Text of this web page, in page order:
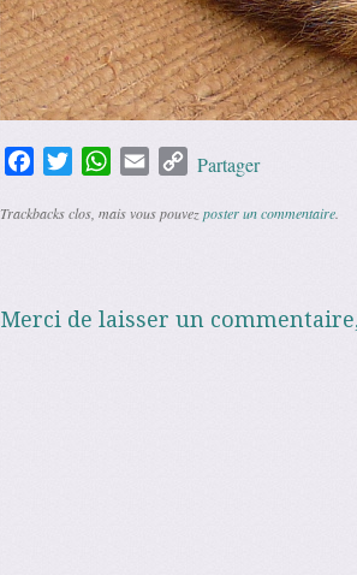
FacebookTwitterWhatsApp
Email Copy
Partager
Trackbacks clos, mais vous pouvezposter un commentaire
Merci de laisser un